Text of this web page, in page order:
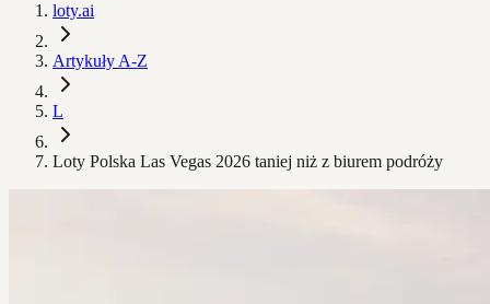
loty.ai
Artykuły A-Z
L
Loty Polska Las Vegas 2026 taniej niż z biurem podróży